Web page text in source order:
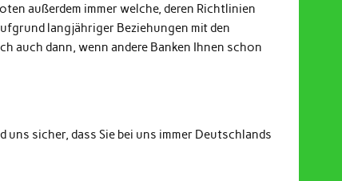
außerdem immer welche, deren Richtlinien
langjähriger Beziehungen mit den
auch dann, wenn andere Banken Ihnen schon
sicher, dass Sie bei uns immer Deutschlands